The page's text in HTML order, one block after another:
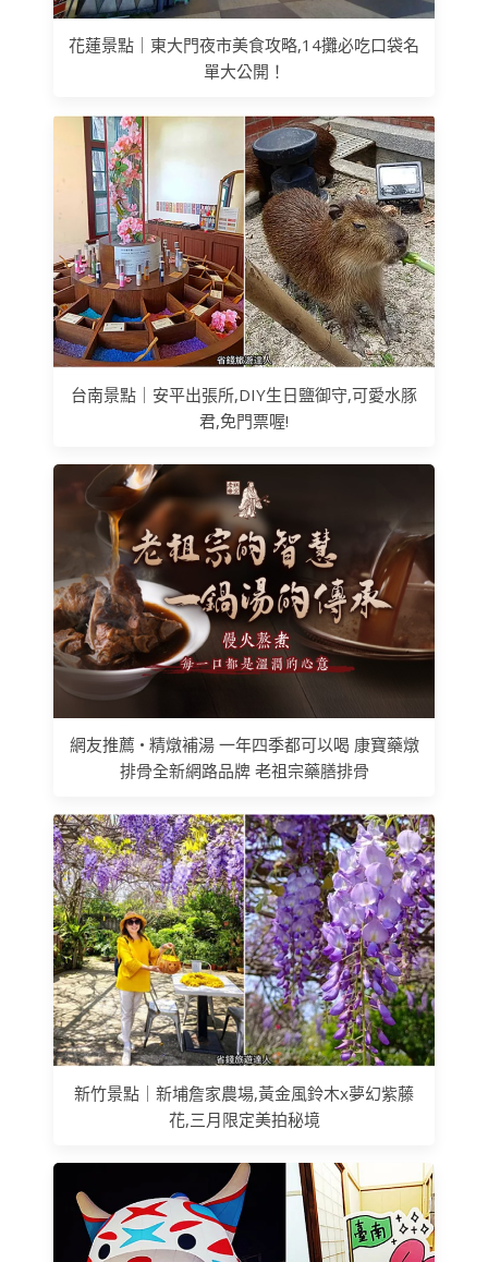
花蓮景點｜東大門夜市美食攻略,14攤必吃口袋名
單大公開！
台南景點｜安平出張所,DIY生日鹽御守,可愛水豚
君,免門票喔!
網友推薦 • 精燉補湯 一年四季都可以喝 康寶藥燉
排骨全新網路品牌 老祖宗藥膳排骨
新竹景點｜新埔詹家農場,黃金風鈴木x夢幻紫藤
花,三月限定美拍秘境